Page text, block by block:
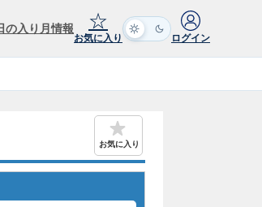
の入り 月情報 ☆
お気に入り ログイン
お気に入り